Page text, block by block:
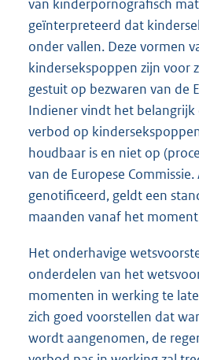
van kinderpornografisch
geïnterpreteerd dat
onder vallen. Deze vormen
kindersekspoppen zijn voor
gestuit op bezwaren van de
Indiener vindt het belangrijk
verbod op
houdbaar is en niet op
van de Europese
genotificeerd, geldt een
maanden vanaf het
Het onderhavige
onderdelen van het
momenten in werking te
zich goed voorstellen dat
wordt aangenomen, de